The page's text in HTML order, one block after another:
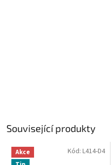
Související produkty
Akce
Kód: L414-D4